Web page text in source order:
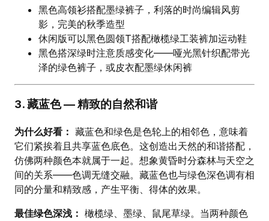
黑色高领衫搭配墨绿裤子，利落的时尚编辑风剪
影，完美的秋季造型
休闲版可以黑色圆领T搭配橄榄绿工装裤加运动鞋
黑色搭深绿时注意质感变化——哑光黑针织配带光
泽的绿色裤子，或皮衣配墨绿休闲裤
3. 藏蓝色 — 精致的自然和谐
为什么好看： 藏蓝色和绿色是色轮上的相邻色，意味着
它们紧挨着且共享蓝色底色。这创造出天然的和谐搭配，
仿佛两种颜色本就属于一起。想象黄昏时分森林与天空之
间的关系——色调无缝交融。藏蓝色也与绿色深色调有相
同的分量和精致感，产生平衡、得体的效果。
最佳绿色深浅： 橄榄绿、墨绿、鼠尾草绿。当两种颜色